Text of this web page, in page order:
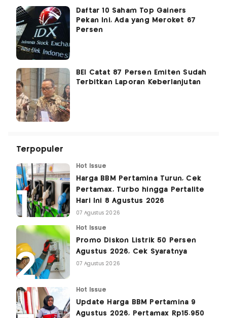
Daftar 10 Saham Top Gainers
Pekan Ini, Ada yang Meroket 67
Persen
BEI Catat 87 Persen Emiten Sudah
Terbitkan Laporan Keberlanjutan
Terpopuler
Hot Issue
Harga BBM Pertamina Turun, Cek
Pertamax, Turbo hingga Pertalite
Hari Ini 8 Agustus 2026
07 Agustus 2026
Hot Issue
Promo Diskon Listrik 50 Persen
Agustus 2026, Cek Syaratnya
07 Agustus 2026
Hot Issue
Update Harga BBM Pertamina 9
Agustus 2026, Pertamax Rp15.950